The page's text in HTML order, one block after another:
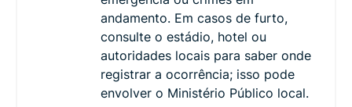
andamento. Em casos de furto,
consulte o estádio, hotel ou
autoridades locais para saber onde
registrar a ocorrência; isso pode
envolver o Ministério Público local.